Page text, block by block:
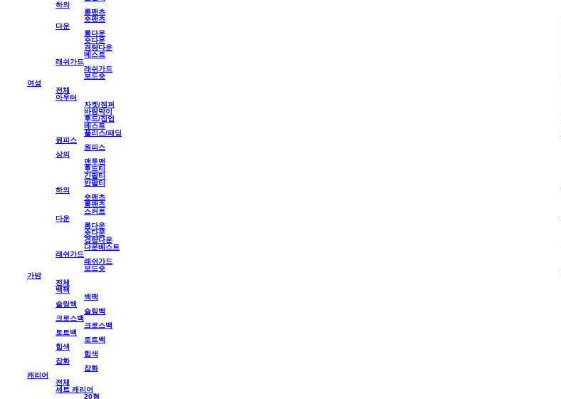
하의
롱팬츠
숏팬츠
다운
롱다운
숏다운
경량다운
베스트
래쉬가드
래쉬가드
보드숏
여성
전체
아우터
자켓/점퍼
바람막이
후드/집업
베스트
플리스/패딩
원피스
원피스
상의
맨투맨
후드티
긴팔티
반팔티
하의
숏팬츠
롱팬츠
스커트
다운
롱다운
숏다운
경량다운
다운베스트
래쉬가드
래쉬가드
보드숏
가방
전체
백팩
백팩
슬링백
슬링백
크로스백
크로스백
토트백
토트백
힙색
힙색
잡화
잡화
캐리어
전체
세트 캐리어
20형